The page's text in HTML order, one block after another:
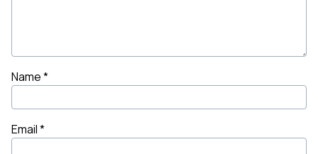
Name*
Email*